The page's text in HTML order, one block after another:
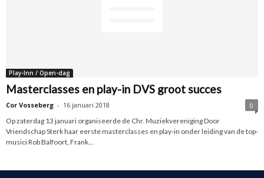
Play-Inn / Open-dag
Masterclasses en play-in DVS groot succes
Cor Vosseberg - 16 januari 2018
0
Op zaterdag 13 januari organiseerde de Chr. Muziekvereniging Door
Vriendschap Sterk haar eerste masterclasses en play-in onder leiding van de top-
musici Rob Balfoort, Frank...